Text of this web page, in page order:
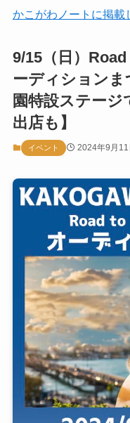
かこがわノートに掲載
9/15（日）
ーディションま
園特設ステージ
出店も】
イベント 2024年9月11